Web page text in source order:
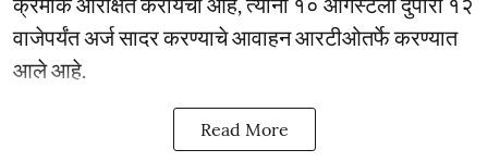
वाजेपर्यंत अर्ज सादर करण्याचे आवाहन आरटीओतर्फे करण्यात
आले आहे.
Read More